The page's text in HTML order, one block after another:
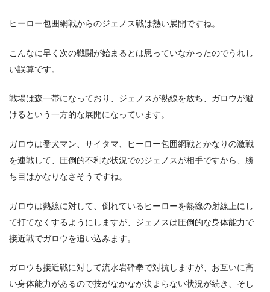
ヒーロー包囲網戦からのジェノス戦は熱い展開ですね。
こんなに早く次の戦闘が始まるとは思っていなかったのでうれし
い誤算です。
戦場は森一帯になっており、ジェノスが熱線を放ち、ガロウが避
けるという一方的な展開になっています。
ガロウは番犬マン、サイタマ、ヒーロー包囲網戦とかなりの激戦
を連戦して、圧倒的不利な状況でのジェノスが相手ですから、勝
ち目はかなりなさそうですね。
ガロウは熱線に対して、倒れているヒーローを熱線の射線上にし
て打てなくするようにしますが、ジェノスは圧倒的な身体能力で
接近戦でガロウを追い込みます。
ガロウも接近戦に対して流水岩砕拳で対抗しますが、お互いに高
い身体能力があるので技がなかなか決まらない状況が続き、そし